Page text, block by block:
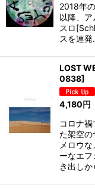
2018年
以降、
スロ
スを連
LOST
0838]
4,180円
コロナ
た架空の
メロウ
ーなエ
き出し